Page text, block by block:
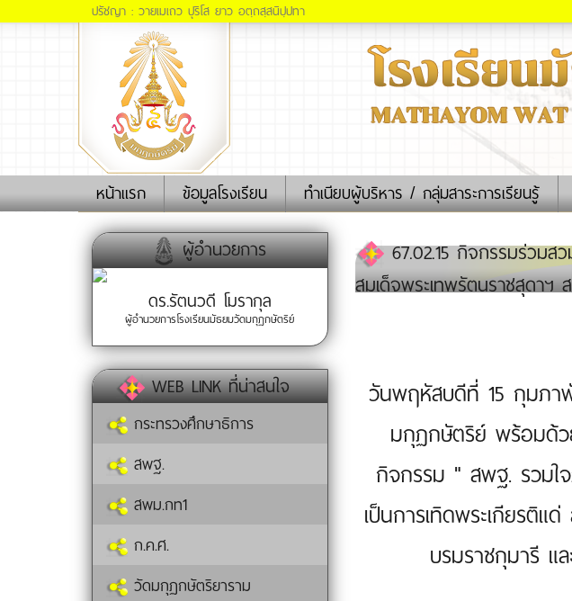
ปรัชญา : วายเมเถว ปุริโส ยาว อตฺถสฺสนิปฺปทา
หน้าแรก(current)ข้อมูลโรงเรียน ทำเนียบผู้บริหาร / กลุ่มสาระการเรียนรู้
ผู้อำนวยการ
ดร.รัตนวดี โมรากุล
ผู้อำนวยการโรงเรียนมัธยมวัดมกุฏกษัตริย์
WEB LINK ที่น่าสนใจ
กระทรวงศึกษาธิการ
สพฐ.
สพม.กท1
ก.ค.ศ.
วัดมกุฏกษัตริยาราม
67.02.15 กิจกรรมร่วมสว
สมเด็จพระเทพรัตนราชสุดาฯ
วันพฤหัสบดีที่ 15 กุมภา
มกุฏกษัตริย์ พร้อมด้ว
กิจกรรม " สพฐ. รวมใ
เป็นการเทิดพระเกียรติแ
บรมราชกุมารี แ